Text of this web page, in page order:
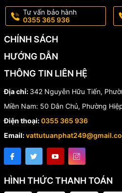
Tư vấn bảo hành
0355 365 936
CHÍNH SÁCH
HƯỚNG DẪN
THÔNG TIN LIÊN HỆ
Địa chỉ: 342 Nguyễn Hữu Tiến,
Miền Nam: 50 Dân Chủ, Phường
Điện thoại:0355 365 936
Email:
HÌNH THỨC THANH TOÁN